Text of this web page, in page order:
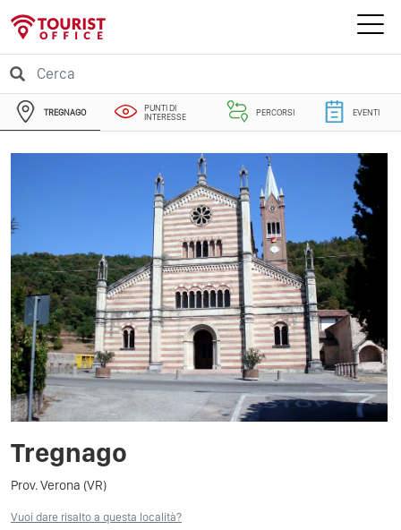
TREGNAGO
PUNTI DI
INTERESSE
PERCORSI EVENTI
Tregnago
Prov. Verona (VR)
Vuoi dare risalto a questa località?